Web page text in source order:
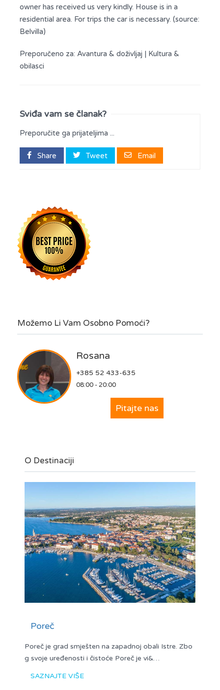
owner has received us very kindly. House is in a
residential area. For trips the car is necessary. (source:
Belvilla)
Preporučeno za: Avantura & doživljaj | Kultura &
obilasci
Sviđa vam se članak?
Preporučite ga prijateljima ...
Share Tweet Email
Možemo Li Vam Osobno Pomoći?
Rosana
+385 52 433-635
08:00 - 20:00
Pitajte nas
O Destinaciji
Poreč
Poreč je grad smješten na zapadnoj obali Istre. Zbo
g svoje uređenosti i čistoće Poreč je vi&…
SAZNAJTE VIŠE